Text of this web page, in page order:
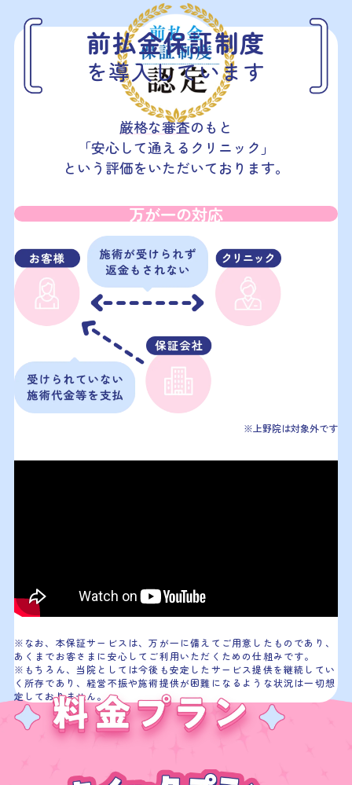
前払金保証制度
を導入しています
厳格な審査のもと
「安心して通えるクリニック」
という評価をいただいております。
万が一の対応
※上野院は対象外です
※なお、本保証サービスは、万が一に備えてご用意したものであり、
あくまでお客さまに安心してご利用いただくための仕組みです。
※もちろん、当院としては今後も安定したサービス提供を継続してい
く所存であり、経営不振や施術提供が困難になるような状況は一切想
定しておりません。